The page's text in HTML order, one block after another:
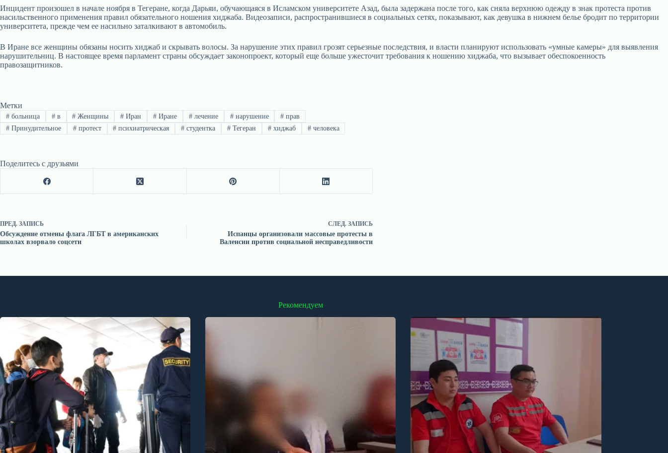
Инцидент произошел в начале ноября в Тегеране, когда Дарьяи, обучающаяся в Исламском университете Азад, была задержана после того, как сняла верхнюю одежду в знак протеста против
насильственного применения правил обязательного ношения хиджаба. Видеозаписи, распространившиеся в социальных сетях, показывают, как девушка в нижнем белье бродит по территории
университета, прежде чем ее насильно заталкивают в автомобиль.
В Иране все женщины обязаны носить хиджаб и скрывать волосы. За нарушение этих правил грозят серьезные последствия, и власти планируют использовать «умные камеры» для выявления
нарушительниц. В настоящее время парламент страны обсуждает законопроект, который еще больше ужесточит требования к ношению хиджаба, что вызывает обеспокоенность
правозащитников.
Метки
#больница #в # Женщины # Иран # Иране #лечение #нарушение # прав
#Принудительное #протест # психиатрическая # студентка # Тегеран #хиджаб #человека
Поделитесь с друзьями
ПРЕД. ЗАПИСЬ
Обсуждение отмены флага ЛГБТ в американских
школах взорвало соцсети
СЛЕД. ЗАПИСЬ
Испанцы организовали массовые протесты в
Валенсии против социальной несправедливости
Рекомендуем